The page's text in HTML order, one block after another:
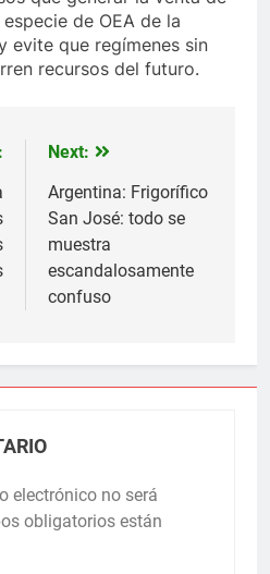
de OEA de la
evite que regímenes sin
recursos del futuro.
Next:
Argentina: Frigorífico
San José: todo se
muestra
escandalosamente
confuso
electrónico no será
obligatorios están